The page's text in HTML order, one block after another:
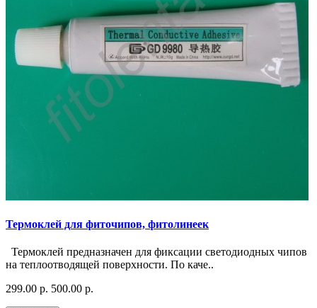
Термоклей для фиточипов, фитолинеек
Термоклей предназначен для фиксации светодиодных чипов
на теплоотводящей поверхности. По каче..
299.00 р. 500.00 р.